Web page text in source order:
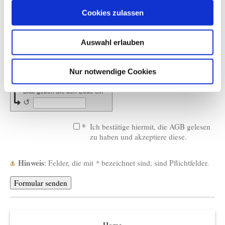
Cookies zulassen
Auswahl erlauben
Nur notwendige Cookies
Captcha (Spam-Schutz-Code): *
Bitte geben Sie den Code ein
↺
* Ich bestätige hiermit, die AGB gelesen
zu haben und akzeptiere diese.
Hinweis : Felder, die mit * bezeichnet sind, sind Pflichtfelder.